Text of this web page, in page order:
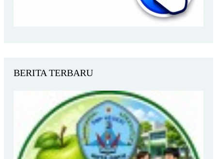
BERITA TERBARU